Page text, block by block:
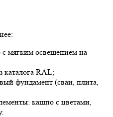
с мягким освещением на
каталога RAL;
фундамент (сваи, плита,
кашпо с цветами,